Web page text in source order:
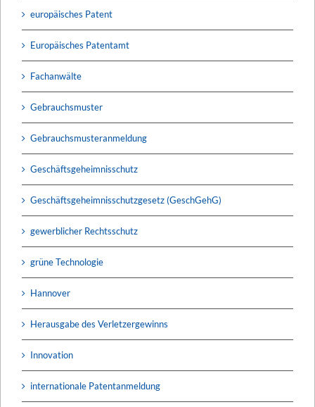
europäisches Patent
Europäisches Patentamt
Fachanwälte
Gebrauchsmuster
Gebrauchsmusteranmeldung
Geschäftsgeheimnisschutz
Geschäftsgeheimnisschutzgesetz (GeschGehG)
gewerblicher Rechtsschutz
grüne Technologie
Hannover
Herausgabe des Verletzergewinns
Innovation
internationale Patentanmeldung